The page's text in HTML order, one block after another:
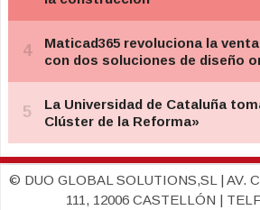
© DUO GLOBAL SOLUTIONS,SL | AV.
111, 12006 CASTELLÓN |